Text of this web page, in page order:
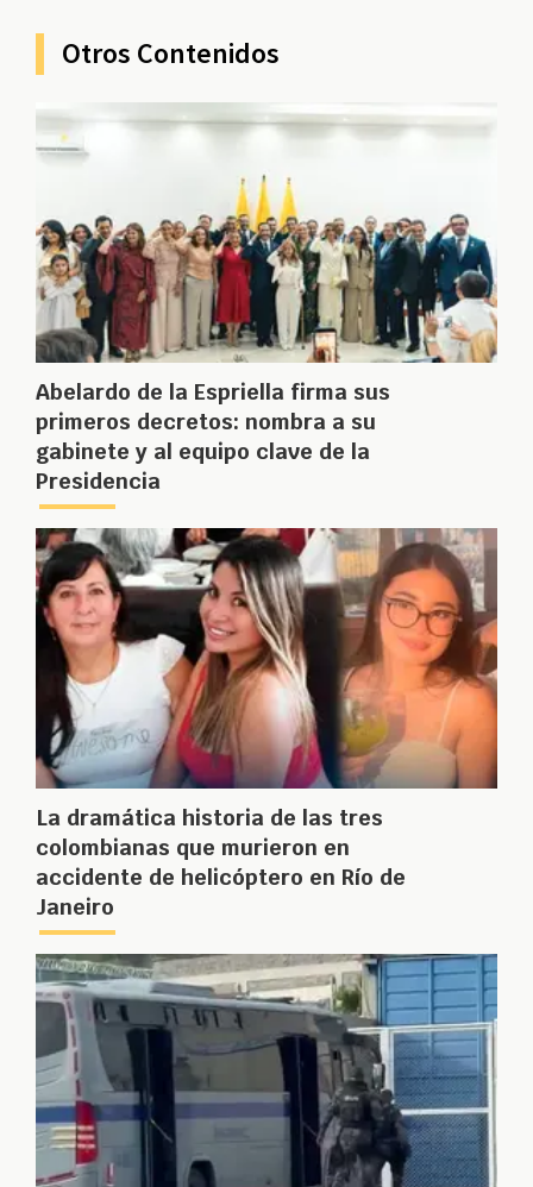
Otros Contenidos
Abelardo de la Espriella firma sus
primeros decretos: nombra a su
gabinete y al equipo clave de la
Presidencia
La dramática historia de las tres
colombianas que murieron en
accidente de helicóptero en Río de
Janeiro